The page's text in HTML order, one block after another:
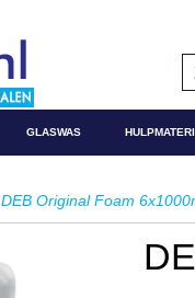
GLASWAS
DEB Original Foam